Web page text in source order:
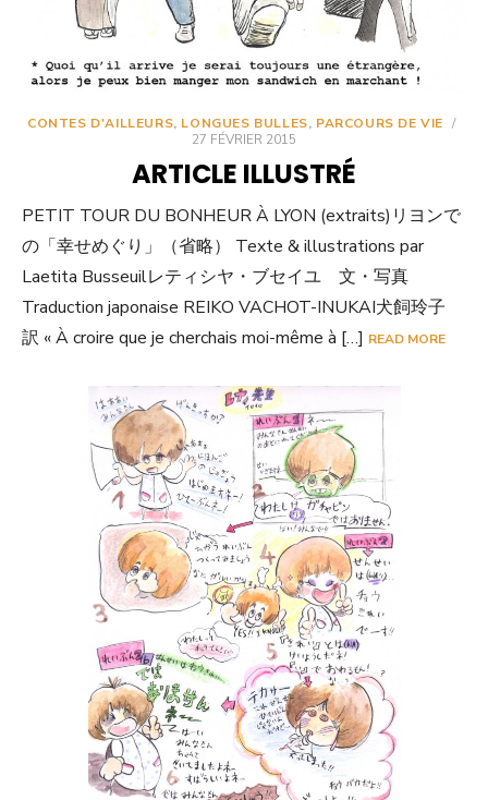
CONTES D'AILLEURS, LONGUES BULLES, PARCOURS DE VIE /
27 FÉVRIER 2015
ARTICLE ILLUSTRÉ
PETIT TOUR DU BONHEUR À LYON (extraits)リヨンで
の「幸せめぐり」（省略） Texte & illustrations par
Laetita Busseuilレティシヤ・ブセイユ 文・写真
Traduction japonaise REIKO VACHOT-INUKAI犬飼玲子
訳 « À croire que je cherchais moi-même à […] READ MORE